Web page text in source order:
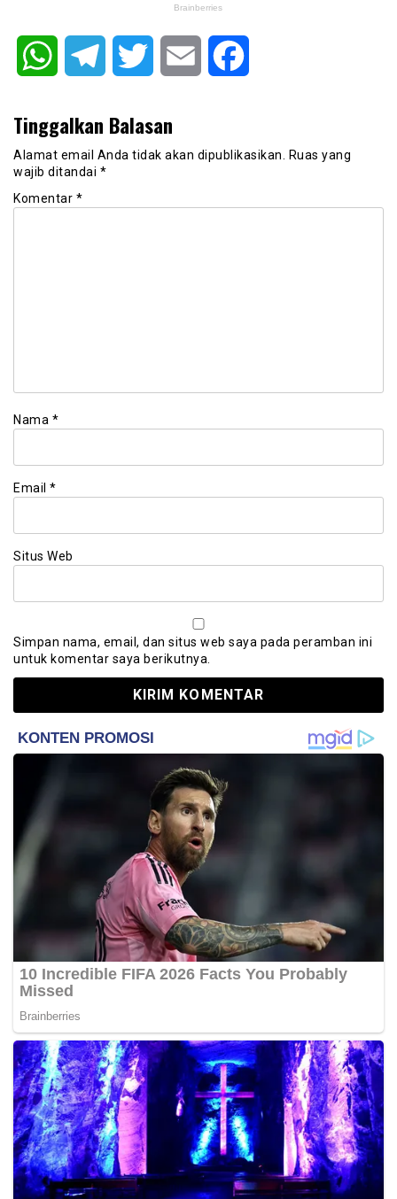
WhatsAppTelegram Twitter Email
Tinggalkan Balasan
Alamat email Anda tidak akan dipublikasikan.
Ruas yang
wajib ditandai *
Komentar *
Nama *
Email *
Situs Web
Simpan nama, email, dan situs web saya pada peramban ini
untuk komentar saya berikutnya.